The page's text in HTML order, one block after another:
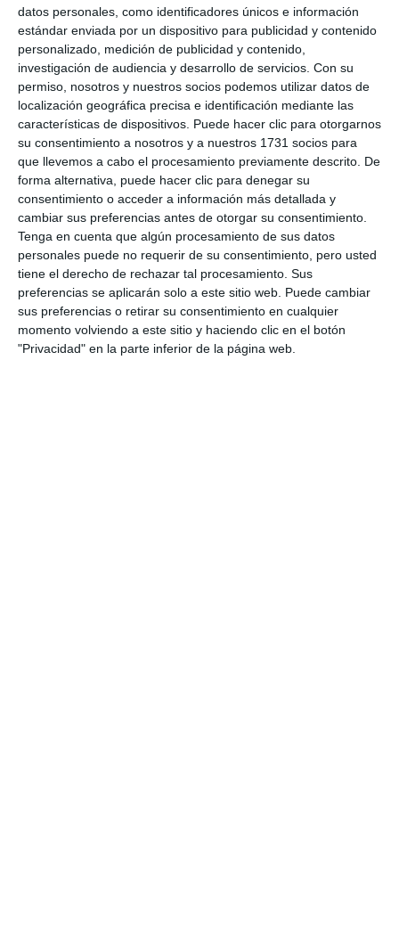
datos personales, como identificadores únicos e información
estándar enviada por un dispositivo para publicidad y contenido
personalizado, medición de publicidad y contenido,
investigación de audiencia y desarrollo de servicios. Con su
permiso, nosotros y nuestros socios podemos utilizar datos de
localización geográfica precisa e identificación mediante las
características de dispositivos. Puede hacer clic para otorgarnos
su consentimiento a nosotros y a nuestros 1731 socios para
que llevemos a cabo el procesamiento previamente descrito. De
forma alternativa, puede hacer clic para denegar su
consentimiento o acceder a información más detallada y
cambiar sus preferencias antes de otorgar su consentimiento.
Tenga en cuenta que algún procesamiento de sus datos
personales puede no requerir de su consentimiento, pero usted
tiene el derecho de rechazar tal procesamiento. Sus
preferencias se aplicarán solo a este sitio web. Puede cambiar
sus preferencias o retirar su consentimiento en cualquier
momento volviendo a este sitio y haciendo clic en el botón
"Privacidad" en la parte inferior de la página web.